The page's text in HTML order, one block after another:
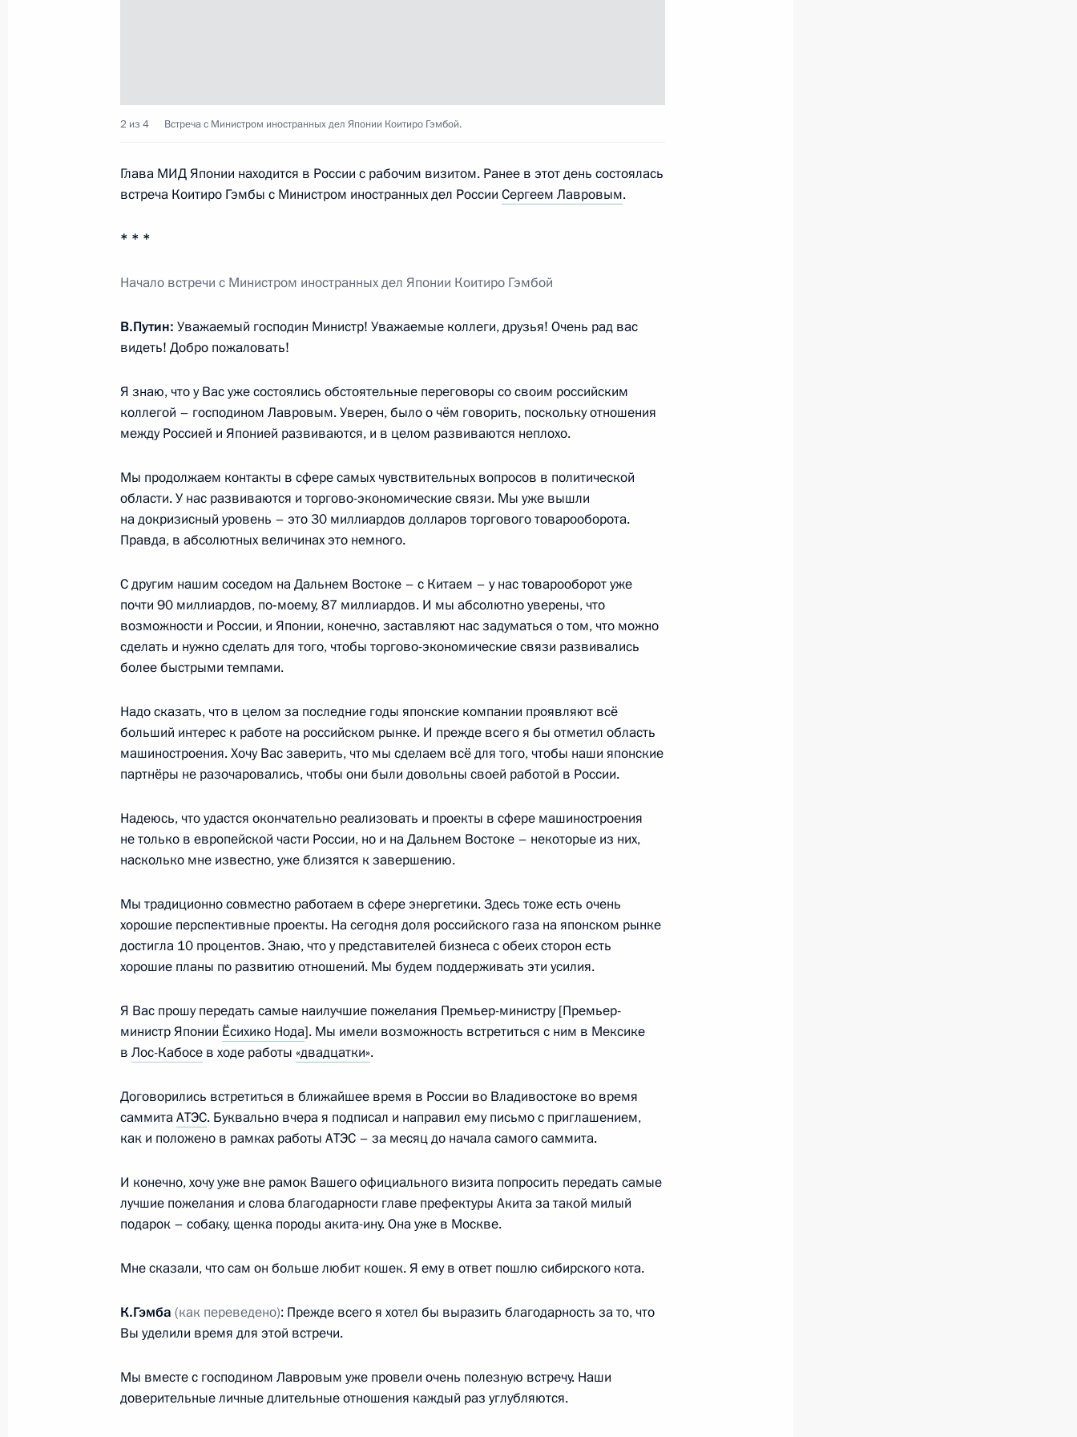
Встреча с главой МИД Японии Коитиро Гэмбой
28 июля 2012 года, 16:00 Сочи
4
Владимир Путин поздравил сценариста и режиссёра Виктора
Мережко с 75-летием
27 июля 2012 года, пятница
27 июля 2012 года, 19:00 Сочи
27 июля 2012 года, 17:30 Сочи
27 июля 2012 года, 13:50
Владимир Путин встретится с Министром иностранных дел
27 июля 2012 года, 10:00 Сочи
Встреча с главой Северной Осетии Таймуразом Мамсуровым
3
Совещание по выполнению госпрограммы вооружения в области
ядерного сдерживания
26 июля 2012 года, 12:30 Сочи
25 июля 2012 года, среда
25 июля 2012 года, 17:00
Встреча с главой Республики Татарстан Рустамом Миннихановым
25 июля 2012 года, 13:00 Сочи
3
Президента Индии
25 июля 2012 года, 12:10
24 июля 2012 года, вторник
2 из 4 Встреча с Министром иностранных дел Японии Коитиро Гэмбой.
Глава МИД Японии находится в России с рабочим визитом. Ранее в этот день состоялась
встреча Коитиро Гэмбы с Министром иностранных дел России Сергеем Лавровым.
* * *
Начало встречи с Министром иностранных дел Японии Коитиро Гэмбой
В.Путин: Уважаемый господин Министр! Уважаемые коллеги, друзья! Очень рад вас
видеть! Добро пожаловать!
Я знаю, что у Вас уже состоялись обстоятельные переговоры со своим российским
коллегой – господином Лавровым. Уверен, было о чём говорить, поскольку отношения
между Россией и Японией развиваются, и в целом развиваются неплохо.
Мы продолжаем контакты в сфере самых чувствительных вопросов в политической
области. У нас развиваются и торгово-экономические связи. Мы уже вышли
на докризисный уровень – это 30 миллиардов долларов торгового товарооборота.
Правда, в абсолютных величинах это немного.
С другим нашим соседом на Дальнем Востоке – с Китаем – у нас товарооборот уже
почти 90 миллиардов, по‑моему, 87 миллиардов. И мы абсолютно уверены, что
возможности и России, и Японии, конечно, заставляют нас задуматься о том, что можно
сделать и нужно сделать для того, чтобы торгово-экономические связи развивались
более быстрыми темпами.
Надо сказать, что в целом за последние годы японские компании проявляют всё
больший интерес к работе на российском рынке. И прежде всего я бы отметил область
машиностроения. Хочу Вас заверить, что мы сделаем всё для того, чтобы наши японские
партнёры не разочаровались, чтобы они были довольны своей работой в России.
Надеюсь, что удастся окончательно реализовать и проекты в сфере машиностроения
не только в европейской части России, но и на Дальнем Востоке – некоторые из них,
насколько мне известно, уже близятся к завершению.
Мы традиционно совместно работаем в сфере энергетики. Здесь тоже есть очень
хорошие перспективные проекты. На сегодня доля российского газа на японском рынке
достигла 10 процентов. Знаю, что у представителей бизнеса с обеих сторон есть
хорошие планы по развитию отношений. Мы будем поддерживать эти усилия.
Я Вас прошу передать самые наилучшие пожелания Премьер-министру [Премьер-
министр Японии Ёсихико Нода]. Мы имели возможность встретиться с ним в Мексике
в Лос-Кабосе в ходе работы «двадцатки».
Договорились встретиться в ближайшее время в России во Владивостоке во время
саммитаАТЭС. Буквально вчера я подписал и направил ему письмо с приглашением,
как и положено в рамках работы АТЭС – за месяц до начала самого саммита.
И конечно, хочу уже вне рамок Вашего официального визита попросить передать самые
лучшие пожелания и слова благодарности главе префектуры Акита за такой милый
подарок – собаку, щенка породы акита-ину. Она уже в Москве.
Мне сказали, что сам он больше любит кошек. Я ему в ответ пошлю сибирского кота.
К.Гэмба (как переведено): Прежде всего я хотел бы выразить благодарность за то, что
Вы уделили время для этой встречи.
Мы вместе с господином Лавровым уже провели очень полезную встречу. Наши
доверительные личные длительные отношения каждый раз углубляются.